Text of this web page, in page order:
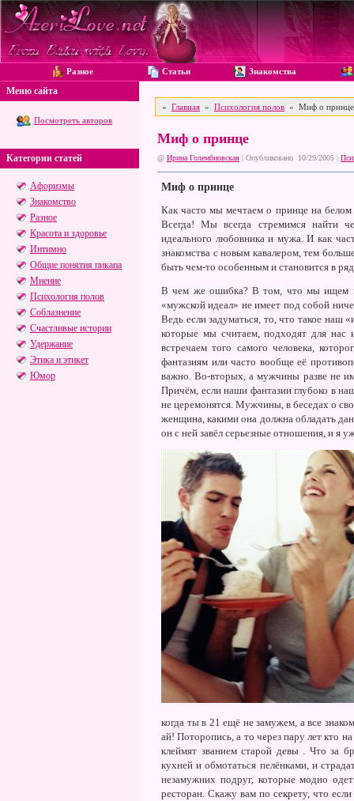
Разное Статьи Знакомства
Меню сайта
Посмотреть авторов
Категории статей
Афоризмы
Знакомство
Разное
Красота и здоровье
Интимно
Общие понятия пикапа
Мнение
Психология полов
Соблазнение
Счастливые истории
Удержание
Этика и этикет
Юмор
» Главная » Психология полов » Миф о принце
Миф о принце
@ Ирина Голембиовская | Опубликовано 10/29/2005 |
Миф о принце
Как часто мы мечтаем о принце на белом
Всегда! Мы всегда стремимся найти
идеального любовника и мужа. И как
знакомства с новым кавалером, тем
быть чем-то особенным и становится в
В чем же ошибка? В том, что мы ищем
«мужской идеал» не имеет под собой
Ведь если задуматься, то, что такое наш
которые мы считаем, подходят для
встречаем того самого человека,
фантазиям или часто вообще её
важно. Во-вторых, а мужчины разве не
Причём, если наши фантазии глубоко в
не церемонятся. Мужчины, в беседах о
женщина, какими она должна обладать
он с ней завёл серьезные отношения, и я
когда ты в 21 ещё не замужем, а все
ай! Поторопись, а то через пару лет кто
клеймят званием старой девы . Что за
кухней и обмотаться пелёнками, и
незамужних подруг, которые модно
ресторан. Скажу вам по секрету, что